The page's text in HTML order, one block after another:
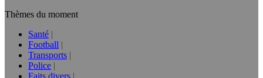
Thèmes du moment
Santé
Football
Transports
Police
Faits divers